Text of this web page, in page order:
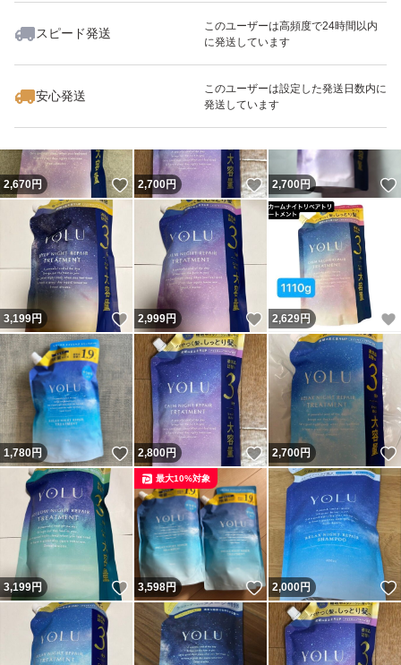
スピード発送
このユーザーは高頻度で24時間以内
に発送しています
安心発送
このユーザーは設定した発送日数内に
発送しています
いいね！
2,660
2,670円 いいね！
2,700円 いいね！
2,700円
3,199円 いいね！
2,999円 いいね！
2,629円
1,780円 いいね！
2,800円 いいね！
2,700円
3,199円 いいね！
3,598円 いいね！
最大10%対象
2,000円